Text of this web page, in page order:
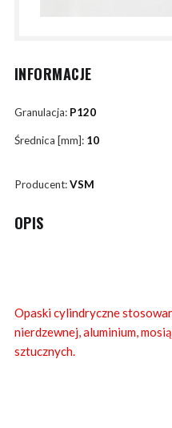
INFORMACJE
Granulacja: P120
Średnica [mm]: 10
Producent:VSM
OPIS
Opaski cylindryczne
nierdzewnej, aluminium,
sztucznych.